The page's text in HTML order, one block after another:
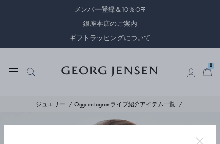
メンバー登録＆10％OFF
銀座本店のご案内
ギフトラッピングについて
0
ジュエリー Oggi instagramライブ紹介アイテム一覧